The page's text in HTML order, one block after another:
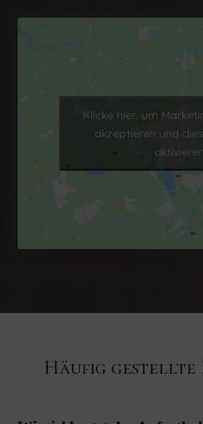
Klicke hier, um
akzeptieren und
aktivieren
Häufig gestellte